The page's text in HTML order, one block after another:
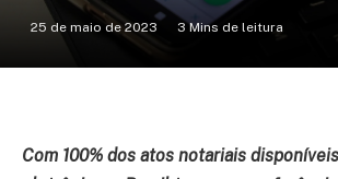
25 de maio de 2023 3 Mins de leitura
Com 100% dos atos notariais